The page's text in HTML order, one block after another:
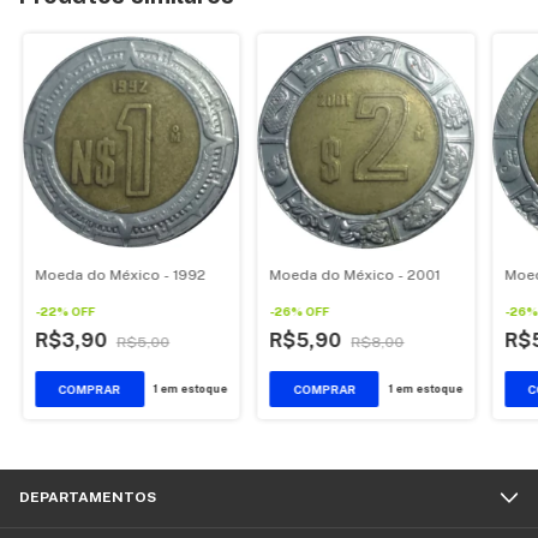
Moeda do México - 1992
-22%OFF
R$3,90 R$5,00
1 em estoque
Moeda do México - 2001
-26%OFF
R$5,90 R$8,00
1 em estoque
-26
DEPARTAMENTOS